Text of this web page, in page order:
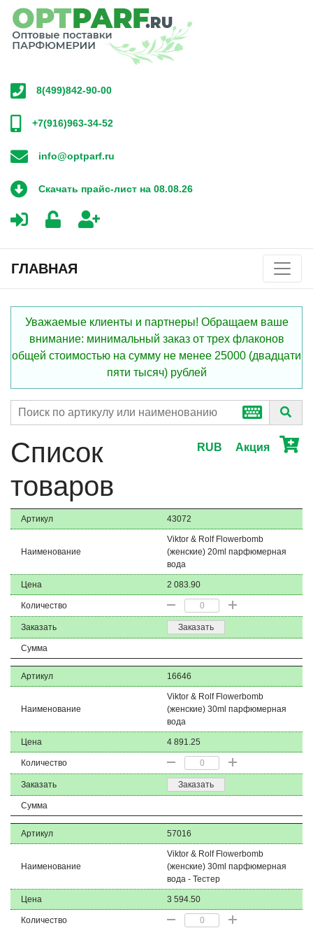
8(499)842-90-00
+7(916)963-34-52
info@optparf.ru
Скачать прайс-лист на 08.08.26
ГЛАВНАЯ
Уважаемые клиенты и партнеры! Обращаем ваше
внимание: минимальный заказ от трех флаконов
общей стоимостью на сумму не менее 25000 (двадцати
пяти тысяч) рублей
Список
товаров
RUB Акция
Артикул 43072
Наименование
Viktor & Rolf Flowerbomb
(женские) 20ml парфюмерная
вода
Цена 2 083.90
Количество
Заказать Заказать
Сумма
Артикул 16646
Наименование
Viktor & Rolf Flowerbomb
(женские) 30ml парфюмерная
вода
Цена 4 891.25
Количество
Заказать Заказать
Сумма
Артикул 57016
Наименование
Viktor & Rolf Flowerbomb
(женские) 30ml парфюмерная
вода - Тестер
Цена 3 594.50
Количество